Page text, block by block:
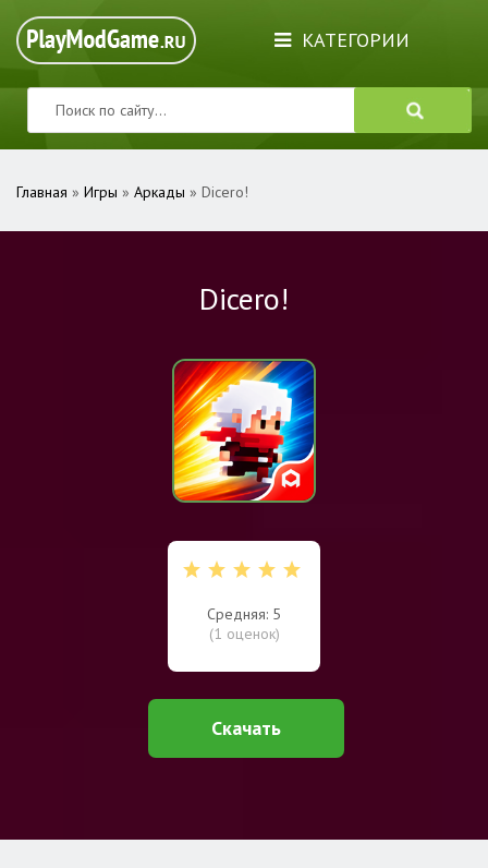
КАТЕГОРИИ
Главная » Игры » Аркады » Dicero!
Dicero!
Средняя: 5
(1 оценок)
Скачать